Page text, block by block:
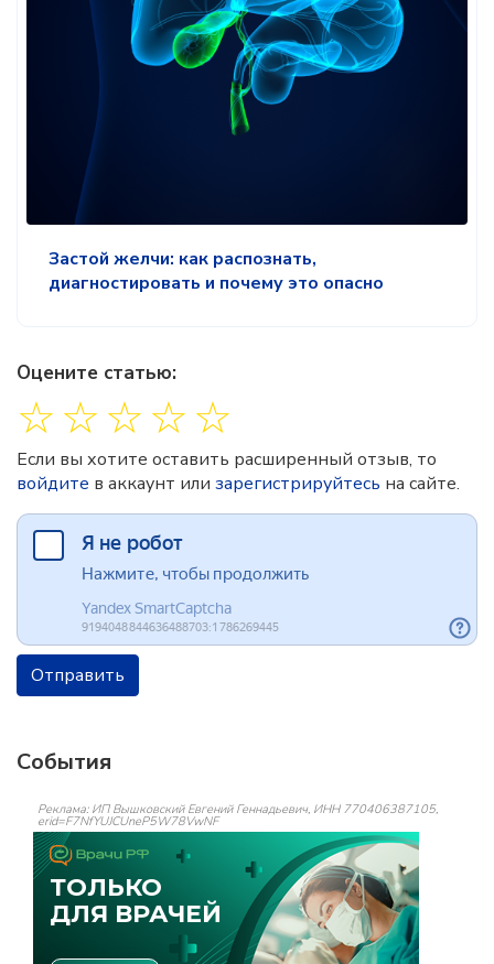
Застой желчи: как распознать,
диагностировать и почему это опасно
Оцените статью:
☆
☆
☆
☆
☆
Если вы хотите оставить расширенный отзыв, то
войдите в аккаунт или зарегистрируйтесь на сайте.
Отправить
События
Реклама: ИП Вышковский Евгений Геннадьевич, ИНН 770406387105,
erid=F7NfYUJCUneP5W78VwNF